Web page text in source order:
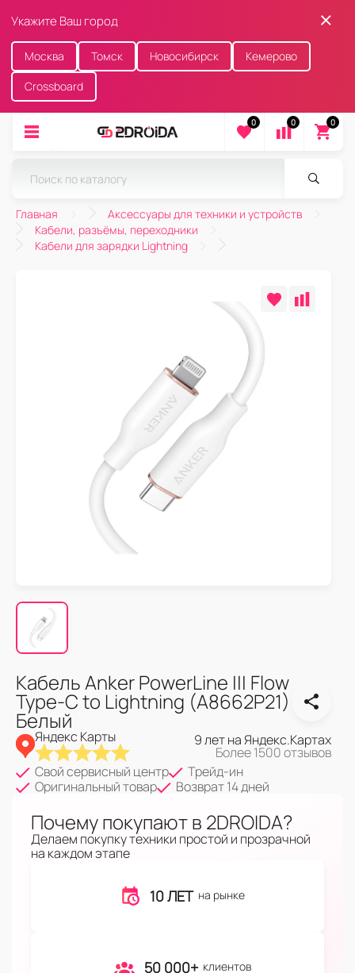
Укажите Ваш город
Москва Томск Новосибирск
Кемерово
Crossboard
0 0 0
Главная
Аксессуары для техники и устройств
Кабели, разъёмы, переходники
Кабели для зарядки Lightning
Кабель Anker PowerLine ||| Flow
Type-C to Lightning (A8662P21)
Белый
Яндекс Карты 9 лет на Яндекс.Картах
Более 1500 отзывов
Свой сервисный центр
Трейд-ин
Оригинальный товар
Возврат 14 дней
Почему покупают в 2DROIDA?
Делаем покупку техники простой и прозрачной
на каждом этапе
10 ЛЕТ на рынке
50 000+ клиентов